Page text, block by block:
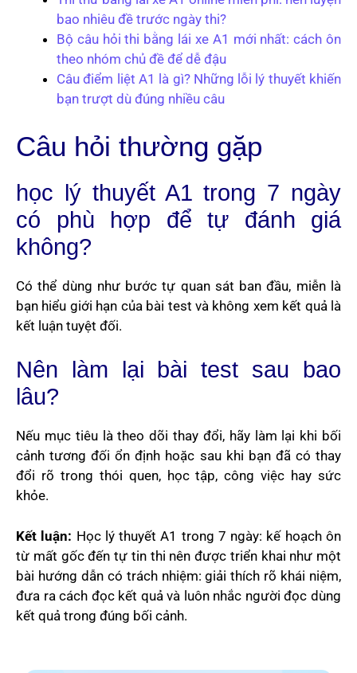
bao nhiêu đề trước ngày thi?
Bộ câu hỏi thi bằng lái xe A1 mới nhất: cách ôn
theo nhóm chủ đề để dễ đậu
Câu điểm liệt A1 là gì? Những lỗi lý thuyết khiến
bạn trượt dù đúng nhiều câu
Câu hỏi thường gặp
học lý thuyết A1 trong 7 ngày
có phù hợp để tự đánh giá
không?
Có thể dùng như bước tự quan sát ban đầu, miễn là
bạn hiểu giới hạn của bài test và không xem kết quả là
kết luận tuyệt đối.
Nên làm lại bài test sau bao
lâu?
Nếu mục tiêu là theo dõi thay đổi, hãy làm lại khi bối
cảnh tương đối ổn định hoặc sau khi bạn đã có thay
đổi rõ trong thói quen, học tập, công việc hay sức
khỏe.
Kết luận: Học lý thuyết A1 trong 7 ngày: kế hoạch ôn
từ mất gốc đến tự tin thi nên được triển khai như một
bài hướng dẫn có trách nhiệm: giải thích rõ khái niệm,
đưa ra cách đọc kết quả và luôn nhắc người đọc dùng
kết quả trong đúng bối cảnh.